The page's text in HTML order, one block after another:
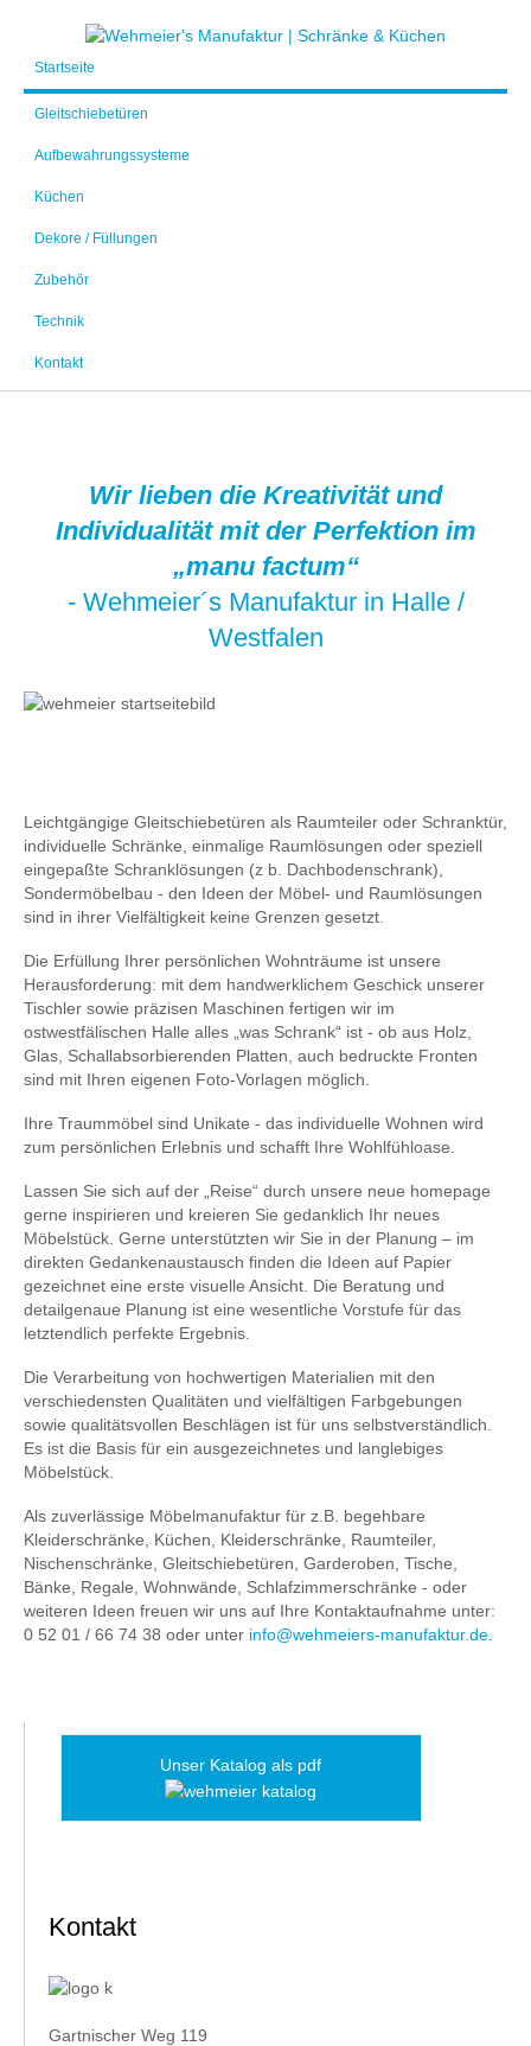
Startseite
Gleitschiebetüren
Aufbewahrungssysteme
Küchen
Dekore / Füllungen
Zubehör
Technik
Kontakt
Wir lieben die Kreativität und
Individualität mit der Perfektion im
„manu factum“
- Wehmeier´s Manufaktur in Halle /
Westfalen
Leichtgängige Gleitschiebetüren als Raumteiler oder Schranktür,
individuelle Schränke, einmalige Raumlösungen oder speziell
eingepaßte Schranklösungen (z b. Dachbodenschrank),
Sondermöbelbau - den Ideen der Möbel- und Raumlösungen
sind in ihrer Vielfältigkeit keine Grenzen gesetzt.
Die Erfüllung Ihrer persönlichen Wohnträume ist unsere
Herausforderung: mit dem handwerklichem Geschick unserer
Tischler sowie präzisen Maschinen fertigen wir im
ostwestfälischen Halle alles „was Schrank“ ist - ob aus Holz,
Glas, Schallabsorbierenden Platten, auch bedruckte Fronten
sind mit Ihren eigenen Foto-Vorlagen möglich.
Ihre Traummöbel sind Unikate - das individuelle Wohnen wird
zum persönlichen Erlebnis und schafft Ihre Wohlfühloase.
Lassen Sie sich auf der „Reise“ durch unsere neue homepage
gerne inspirieren und kreieren Sie gedanklich Ihr neues
Möbelstück. Gerne unterstützten wir Sie in der Planung – im
direkten Gedankenaustausch finden die Ideen auf Papier
gezeichnet eine erste visuelle Ansicht. Die Beratung und
detailgenaue Planung ist eine wesentliche Vorstufe für das
letztendlich perfekte Ergebnis.
Die Verarbeitung von hochwertigen Materialien mit den
verschiedensten Qualitäten und vielfältigen Farbgebungen
sowie qualitätsvollen Beschlägen ist für uns selbstverständlich.
Es ist die Basis für ein ausgezeichnetes und langlebiges
Möbelstück.
Als zuverlässige Möbelmanufaktur für z.B. begehbare
Kleiderschränke, Küchen, Kleiderschränke, Raumteiler,
Nischenschränke, Gleitschiebetüren, Garderoben, Tische,
Bänke, Regale, Wohnwände, Schlafzimmerschränke - oder
weiteren Ideen freuen wir uns auf Ihre Kontaktaufnahme unter:
0 52 01 / 66 74 38 oder unter info@wehmeiers-manufaktur.de.
Unser Katalog als pdf
Kontakt
Gartnischer Weg 119